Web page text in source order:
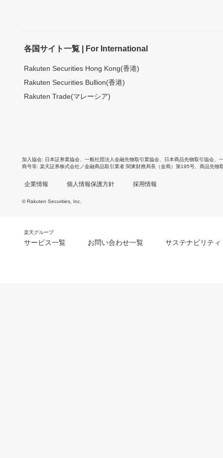
各国サイト一覧 | For International
Rakuten Securities Hong Kong(香港)
Rakuten Securities Bullion(香港)
Rakuten Trade(マレーシア)
加入協会 日本証券業協会 一般社団法人金融先物取引業協会 日本商品先物取引協会
商号等 楽天証券株式会社／金融商品取引業者 関東財務局長（金商）第195号、商品先物
企業情報 個人情報保護方針 採用情報
© Rakuten Securities, Inc.
楽天グループ
サービス一覧 お問い合わせ一覧 サステナビリティ